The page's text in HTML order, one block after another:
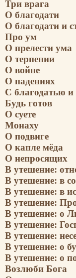
Три врага
О благодати
О благодати и
Про ум
О прелести ума
О терпении
О войне
О падениях
С благодатью и
Будь готов
О суете
Монаху
О подвиге
О капле мёда
О непросящих
В утешение:
В утешение: в
В утешение: в
В утешение:
В утешение: о
В утешение:
В утешение:
В утешение: о
В утешение: о
Возлюби Бога